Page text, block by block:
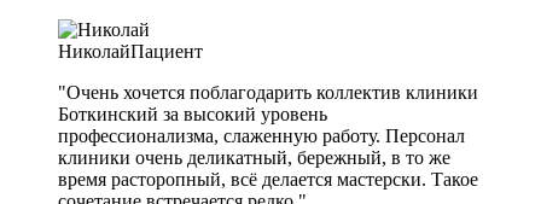
НиколайПациент
"Очень хочется поблагодарить коллектив клиники
Боткинский за высокий уровень
профессионализма, слаженную работу. Персонал
клиники очень деликатный, бережный, в то же
время расторопный, всё делается мастерски. Такое